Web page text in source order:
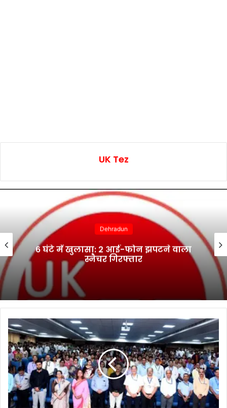
UK Tez
Dehradun
6 घंटे में खुलासा: 2 आई-फोन झपटने वाला
स्नैचर गिरफ्तार